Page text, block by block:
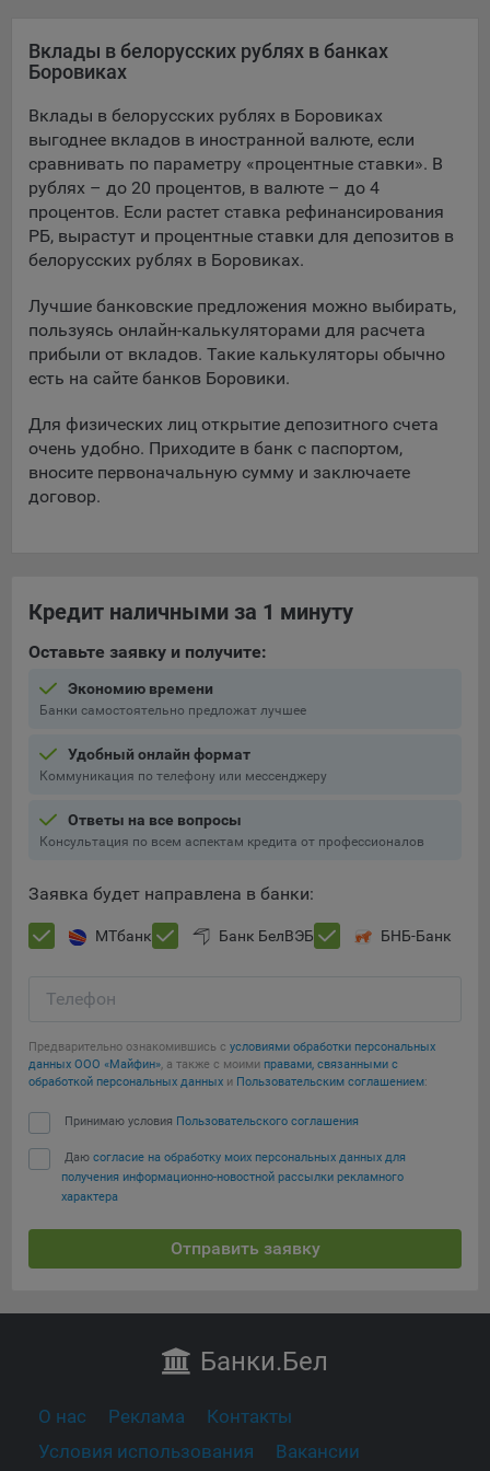
сервис показа контекстной рекламы. Адрес: Yandex
Europe AG, Werftestrasse 4, CH-6005 Luzern, Switzerland.
предоставляемый компанией Google Ireland Ltd, Gordon
House Barrow Street Dublin 4, D04E5W5 Ireland.
Сохранить мои изменения
Сохранить по умолчанию
Вклады в белорусских рублях в банках
Боровиках
Вклады в белорусских рублях в Боровиках
выгоднее вкладов в иностранной валюте, если
сравнивать по параметру «процентные ставки». В
рублях – до 20 процентов, в валюте – до 4
процентов. Если растет ставка рефинансирования
РБ, вырастут и процентные ставки для депозитов в
белорусских рублях в Боровиках.
Лучшие банковские предложения можно выбирать,
пользуясь онлайн-калькуляторами для расчета
прибыли от вкладов. Такие калькуляторы обычно
есть на сайте банков Боровики.
Для физических лиц открытие депозитного счета
очень удобно. Приходите в банк с паспортом,
вносите первоначальную сумму и заключаете
договор.
Кредит наличными за 1 минуту
Оставьте заявку и получите:
Экономию времени
Банки самостоятельно предложат лучшее
Удобный онлайн формат
Коммуникация по телефону или мессенджеру
Ответы на все вопросы
Консультация по всем аспектам кредита от профессионалов
Заявка будет направлена в банки:
МТбанк Банк БелВЭБ БНБ-Банк
Телефон
Предварительно ознакомившись с условиями обработки персональных
данных ООО «Майфин», а также с моими правами, связанными с
обработкой персональных данных и Пользовательским соглашением:
Принимаю условия Пользовательского соглашения
Даю согласие на обработку моих персональных данных для
получения информационно-новостной рассылки рекламного
характера
Отправить заявку
Банки.Бел
О нас Реклама
Контакты
Условия использования
Вакансии